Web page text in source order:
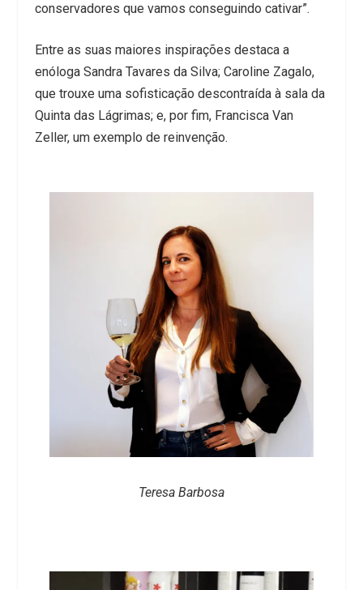
conservadores que vamos conseguindo cativar”.
Entre as suas maiores inspirações destaca a
enóloga Sandra Tavares da Silva; Caroline Zagalo,
que trouxe uma sofisticação descontraída à sala da
Quinta das Lágrimas; e, por fim, Francisca Van
Zeller, um exemplo de reinvenção.
Teresa Barbosa